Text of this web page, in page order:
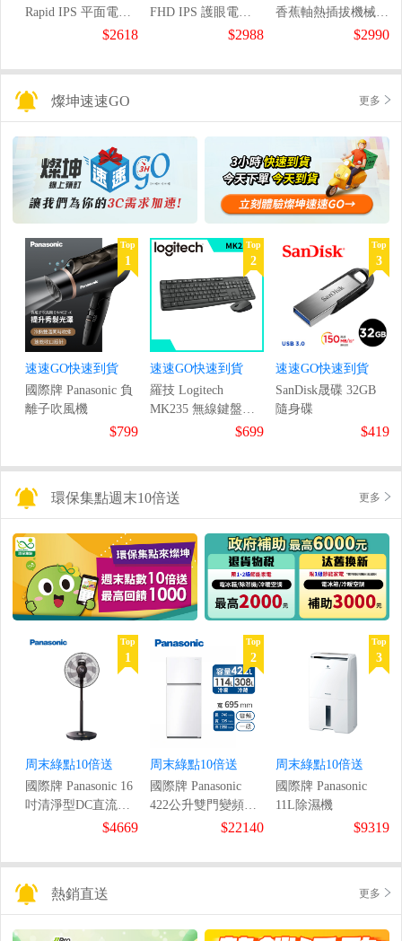
Rapid IPS 平面電競
$2618
FHD IPS 護眼電競
$2988
香蕉軸熱插拔機械鍵
$2990
燦坤速速GO 更多
Top
1
速速GO快速到貨
國際牌 Panasonic 負
離子吹風機
$799
Top
2
速速GO快速到貨
羅技 Logitech
MK235 無線鍵盤滑
$699
Top
3
速速GO快速到貨
SanDisk晟碟 32GB
隨身碟
$419
環保集點週末10倍送 更多
Top
1
周末綠點10倍送
國際牌 Panasonic 16
吋清淨型DC直流風
$4669
Top
2
周末綠點10倍送
國際牌 Panasonic
422公升雙門變頻冰
$22140
Top
3
周末綠點10倍送
國際牌 Panasonic
11L除濕機
$9319
熱銷直送 更多